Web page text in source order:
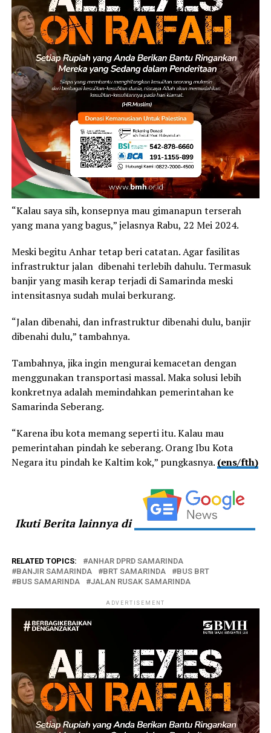
“Kalau saya sih, konsepnya mau gimanapun terserah
yang mana yang bagus,” jelasnya Rabu, 22 Mei 2024.
Meski begitu Anhar tetap beri catatan. Agar fasilitas
infrastruktur jalan dibenahi terlebih dahulu. Termasuk
banjir yang masih kerap terjadi di Samarinda meski
intensitasnya sudah mulai berkurang.
“Jalan dibenahi, dan infrastruktur dibenahi dulu, banjir
dibenahi dulu,” tambahnya.
Tambahnya, jika ingin mengurai kemacetan dengan
menggunakan transportasi massal. Maka solusi lebih
konkretnya adalah memindahkan pemerintahan ke
Samarinda Seberang.
“Karena ibu kota memang seperti itu. Kalau mau
pemerintahan pindah ke seberang. Orang Ibu Kota
Negara itu pindah ke Kaltim kok,” pungkasnya. (ens/fth)
Ikuti Berita lainnya di
RELATED TOPICS:
ANHAR DPRD SAMARINDA
BANJIR SAMARINDA
BRT SAMARINDA
BUS BRT
BUS SAMARINDA
JALAN RUSAK SAMARINDA
ADVERTISEMENT